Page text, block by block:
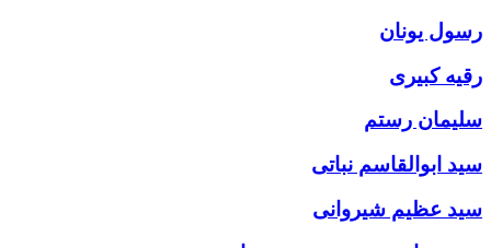
رسول یونان
رقیه کبیری
سلیمان رستم
سید ابوالقاسم نباتی
سید عظیم شیروانی